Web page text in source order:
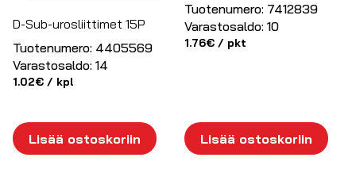
D-Sub-urosliittimet 15P
Tuotenumero: 4405569
Varastosaldo: 14
1.02€ / kpl
Lisää ostoskoriin
Tuotenumero: 7412839
Varastosaldo: 10
1.76€ / pkt
Lisää ostoskoriin